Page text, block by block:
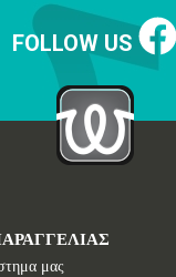
FOLLOW US
μας